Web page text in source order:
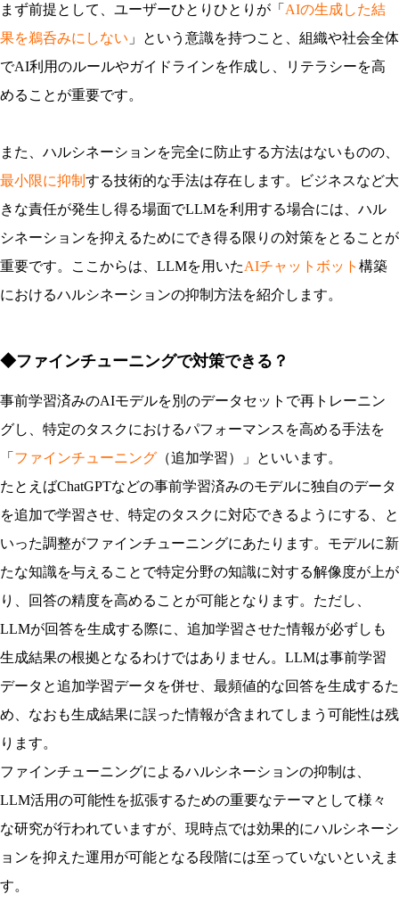
まず前提として、ユーザーひとりひとりが「 AIの生成した結
果を鵜呑みにしない 」という意識を持つこと、組織や社会全体
でAI利用のルールやガイドラインを作成し、リテラシーを高
めることが重要です。
また、ハルシネーションを完全に防止する方法はないものの、
最小限に抑制 する技術的な手法は存在します。ビジネスなど大
きな責任が発生し得る場面でLLMを利用する場合には、ハル
シネーションを抑えるためにでき得る限りの対策をとることが
重要です。ここからは、LLMを用いたAIチャットボット 構築
におけるハルシネーションの抑制方法を紹介します。
◆ファインチューニングで対策できる？
事前学習済みのAIモデルを別のデータセットで再トレーニン
グし、特定のタスクにおけるパフォーマンスを高める手法を
「 ファインチューニング （追加学習）」といいます。
たとえばChatGPTなどの事前学習済みのモデルに独自のデータ
を追加で学習させ、特定のタスクに対応できるようにする、と
いった調整がファインチューニングにあたります。モデルに新
たな知識を与えることで特定分野の知識に対する解像度が上が
り、回答の精度を高めることが可能となります。ただし、
LLMが回答を生成する際に、追加学習させた情報が必ずしも
生成結果の根拠となるわけではありません。LLMは事前学習
データと追加学習データを併せ、最頻値的な回答を生成するた
め、なおも生成結果に誤った情報が含まれてしまう可能性は残
ります。
ファインチューニングによるハルシネーションの抑制は、
LLM活用の可能性を拡張するための重要なテーマとして様々
な研究が行われていますが、現時点では効果的にハルシネーシ
ョンを抑えた運用が可能となる段階には至っていないといえま
す。